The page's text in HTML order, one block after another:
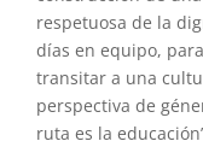
respetuosa de la
días en equipo,
transitar a una
perspectiva de
ruta es la